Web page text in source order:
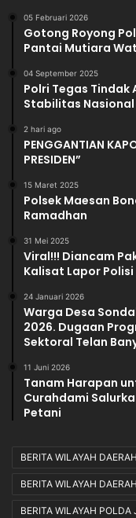
05 Februari 2026
Gotong Royong
Pantai Mutiara
04 September 2025
Polri Tegas Tindak
Stabilitas Nasional
2 hari ago
PENGGANTIAN
PRESIDEN”
15 Maret 2025
Polsek Maesan
Ramadhan
31 Mei 2025
Viral!!! Diancam
Kalisat Lapor Polisi
24 Januari 2026
Warga Desa
2026. Dugaan
Sektoral Telan
11 Juni 2026
Tanam Harapan
Curahdami
Petani
BERITA WILAYAH
BERITA WILAYAH
BERITA WILAYAH POLDA